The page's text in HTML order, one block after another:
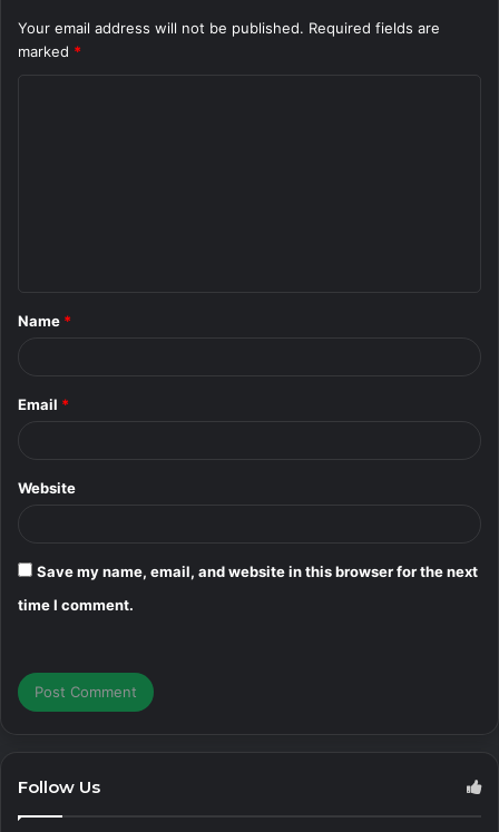
Your email address will not be published. Required fields are
marked *
*
Name *
Email *
Website
Save my name, email, and website in this browser for the next
time I comment.
Follow Us